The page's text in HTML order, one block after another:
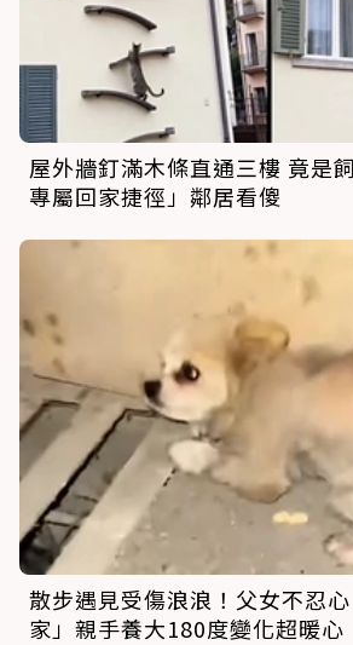
屋外牆釘滿木條直通三樓 竟是
專屬回家捷徑」鄰居看傻
散步遇見受傷浪浪！父女不忍
家」親手養大180度變化超暖心